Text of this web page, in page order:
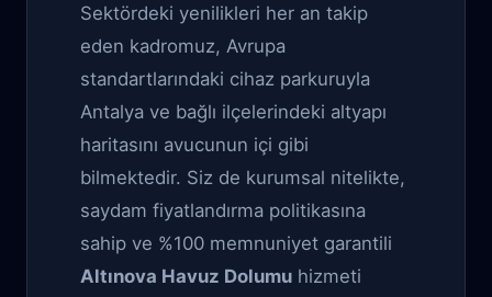
Sektördeki yenilikleri her an takip
eden kadromuz, Avrupa
standartlarındaki cihaz parkuruyla
Antalya ve bağlı ilçelerindeki altyapı
haritasını avucunun içi gibi
bilmektedir. Siz de kurumsal nitelikte,
saydam fiyatlandırma politikasına
sahip ve %100 memnuniyet garantili
Altınova Havuz Dolumu hizmeti